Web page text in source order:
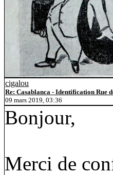
cigalou
Re: Casablanca - Identification Rue
09 mars 2019, 03:36
Bonjour,
Merci de